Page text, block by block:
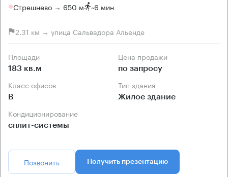
Стрешнево → 650 м ~6 мин
2.31 км → улица Сальвадора Альенде
Площади
183 кв.м
Цена продажи
по запросу
Класс офисов
B
Тип здания
Жилое здание
Кондиционирование
сплит-системы
Позвонить Получить презентацию